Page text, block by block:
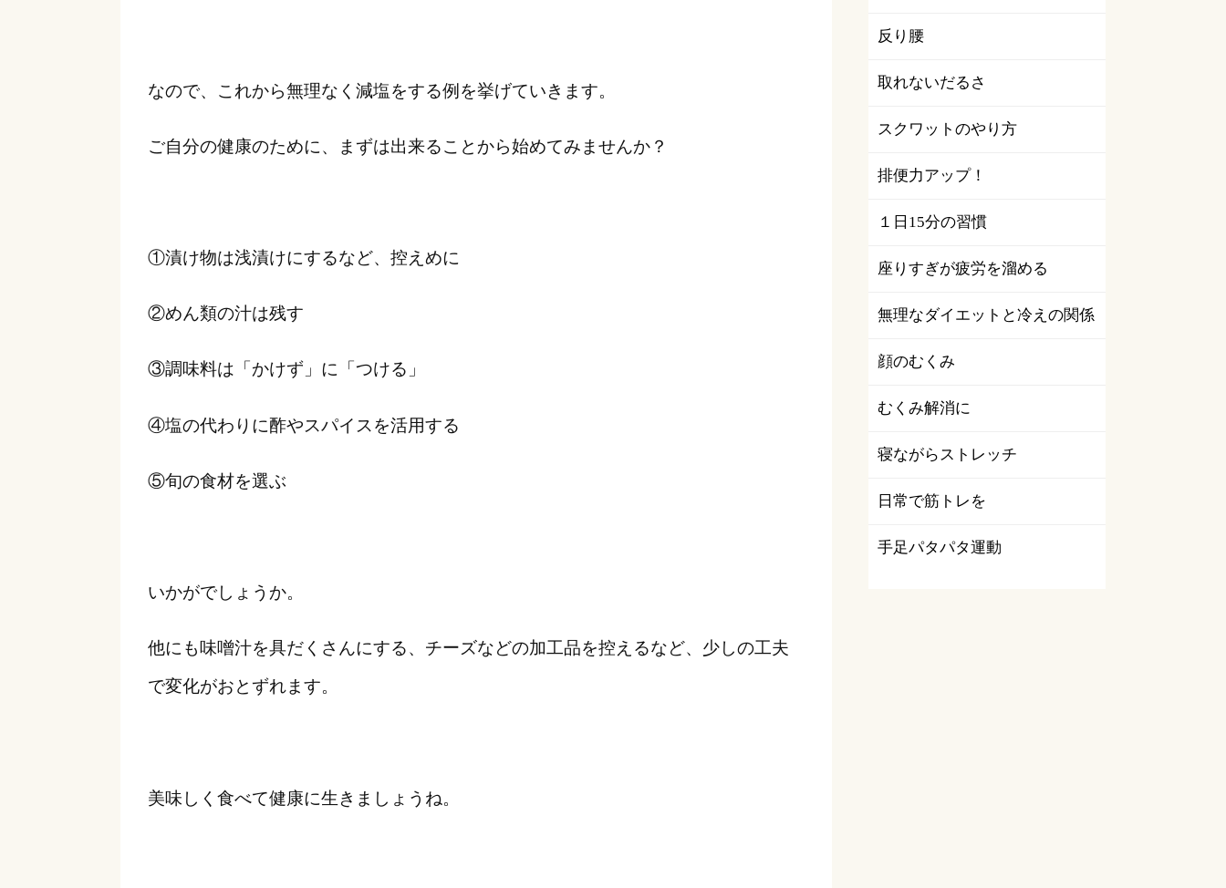
なので、これから無理なく減塩をする例を挙げていきます。
ご自分の健康のために、まずは出来ることから始めてみませんか？
①漬け物は浅漬けにするなど、控えめに
②めん類の汁は残す
③調味料は「かけず」に「つける」
④塩の代わりに酢やスパイスを活用する
⑤旬の食材を選ぶ
いかがでしょうか。
他にも味噌汁を具だくさんにする、チーズなどの加工品を控えるなど、少しの工夫
で変化がおとずれます。
美味しく食べて健康に生きましょうね。
反り腰
取れないだるさ
スクワットのやり方
排便力アップ！
１日15分の習慣
座りすぎが疲労を溜める
無理なダイエットと冷えの関係
顔のむくみ
むくみ解消に
寝ながらストレッチ
日常で筋トレを
手足パタパタ運動